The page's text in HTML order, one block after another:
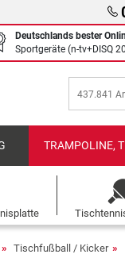
Deutschlands bester
Sportgeräte (n-tv+DISQ
TRAMPOLINE,
Tischfußball / Kicker